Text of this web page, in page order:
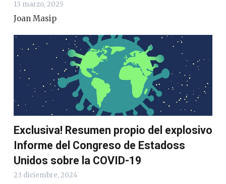
13 marzo, 2025
Joan Masip
Exclusiva! Resumen propio del explosivo
Informe del Congreso de Estadoss
Unidos sobre la COVID-19
23 diciembre, 2024